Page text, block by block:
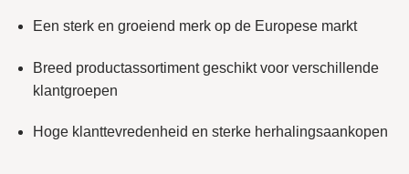
Een sterk en groeiend merk op de Europese markt
Breed productassortiment geschikt voor verschillende
klantgroepen
Hoge klanttevredenheid en sterke herhalingsaankopen